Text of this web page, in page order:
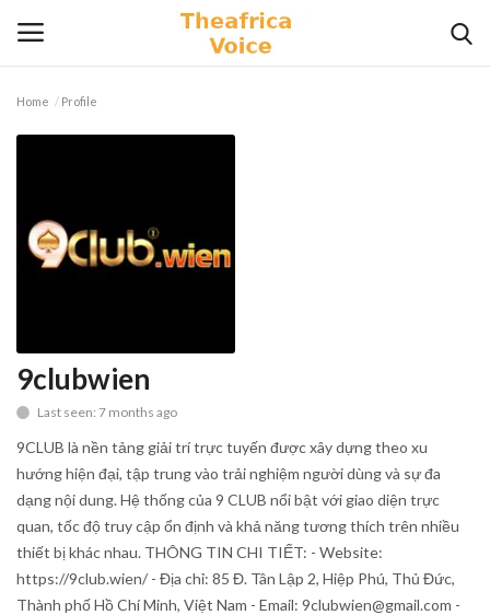
Contact
Lifestyle
Gallery
Blog
Trending
Home Profile
9clubwien
Last seen: 7 months ago
9CLUB là nền tảng giải trí trực tuyến được xây dựng theo xu
hướng hiện đại, tập trung vào trải nghiệm người dùng và sự đa
dạng nội dung. Hệ thống của 9 CLUB nổi bật với giao diện trực
quan, tốc độ truy cập ổn định và khả năng tương thích trên nhiều
thiết bị khác nhau. THÔNG TIN CHI TIẾT: - Website:
https://9club.wien/ - Địa chỉ: 85 Đ. Tân Lập 2, Hiệp Phú, Thủ Đức,
Thành phố Hồ Chí Minh, Việt Nam - Email: 9clubwien@gmail.com -